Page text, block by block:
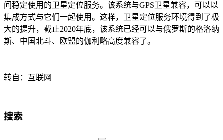
间稳定使用的卫星定位服务。该系统与GPS卫星兼容，可以以
集成方式与它们一起使用。这样，卫星定位服务环境得到了极
大的提升，截止2020年底，该系统已经可以与俄罗斯的格洛纳
斯、中国北斗、欧盟的伽利略高度兼容了。
转自：互联网
搜索